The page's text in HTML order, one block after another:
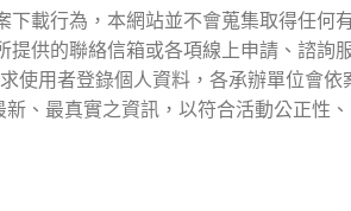
載行為，本網站並不會蒐集取得任何
供的聯絡信箱或各項線上申請、諮詢
使用者登錄個人資料，各承辦單位會依
、最真實之資訊，以符合活動公正性